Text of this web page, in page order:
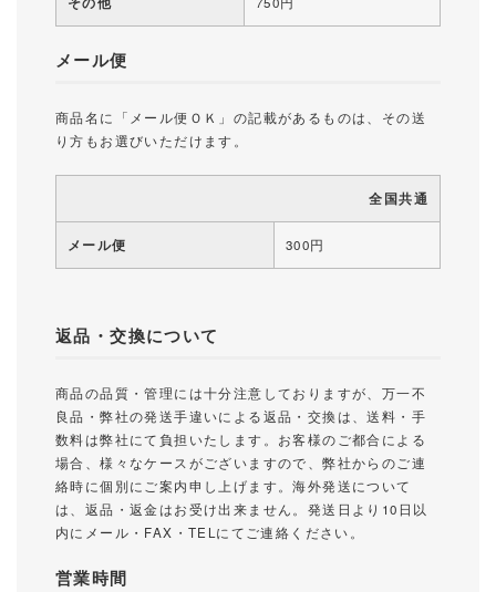
メール便
商品名に「メール便ＯＫ」の記載があるものは、その送
り方もお選びいただけます。
全国共通
メール便 300円
返品・交換について
商品の品質・管理には十分注意しておりますが、万一不
良品・弊社の発送手違いによる返品・交換は、送料・手
数料は弊社にて負担いたします。お客様のご都合による
場合、様々なケースがございますので、弊社からのご連
絡時に個別にご案内申し上げます。海外発送について
は、返品・返金はお受け出来ません。発送日より10日以
内にメール・FAX・TELにてご連絡ください。
営業時間